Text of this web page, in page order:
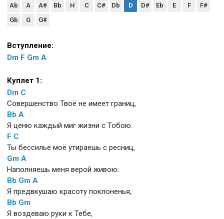
Ab A A# Bb H C C# Db D D# Eb E F
F#
Gb
G G#
Вступление:
Dm F Gm A
Куплет 1:
Dm C
Совершенство Твоё не имеет границ,
Bb A
Я ценю каждый миг жизни с Тобою.
F C
Ты бессилье моё утираешь с ресниц,
Gm A
Наполняешь меня верой живою.
Bb Gm A
Я предвкушаю красоту поклоненья,
Bb Gm
Я воздеваю руки к Тебе,